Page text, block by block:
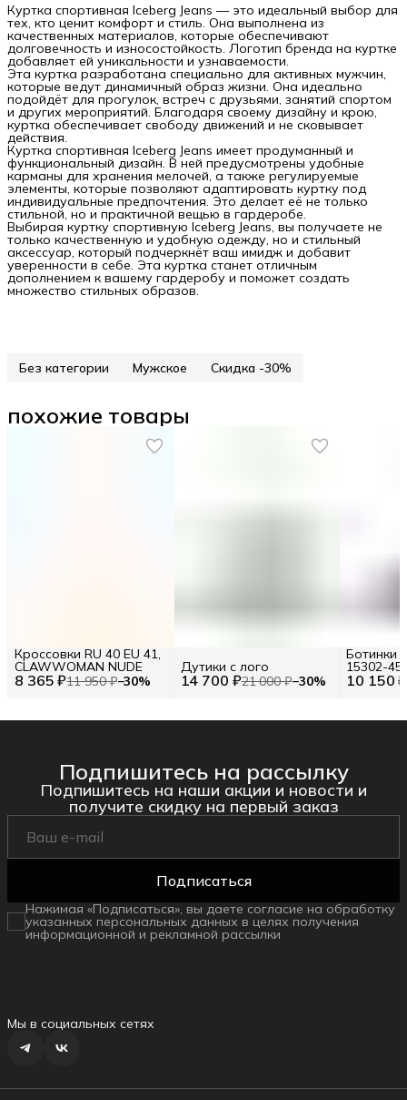
Куртка спортивная Iceberg Jeans — это идеальный выбор для
тех, кто ценит комфорт и стиль. Она выполнена из
качественных материалов, которые обеспечивают
долговечность и износостойкость. Логотип бренда на куртке
добавляет ей уникальности и узнаваемости.
Эта куртка разработана специально для активных мужчин,
которые ведут динамичный образ жизни. Она идеально
подойдёт для прогулок, встреч с друзьями, занятий спортом
и других мероприятий. Благодаря своему дизайну и крою,
куртка обеспечивает свободу движений и не сковывает
действия.
Куртка спортивная Iceberg Jeans имеет продуманный и
функциональный дизайн. В ней предусмотрены удобные
карманы для хранения мелочей, а также регулируемые
элементы, которые позволяют адаптировать куртку под
индивидуальные предпочтения. Это делает её не только
стильной, но и практичной вещью в гардеробе.
Выбирая куртку спортивную Iceberg Jeans, вы получаете не
только качественную и удобную одежду, но и стильный
аксессуар, который подчеркнёт ваш имидж и добавит
уверенности в себе. Эта куртка станет отличным
дополнением к вашему гардеробу и поможет создать
множество стильных образов.
Без категории Мужское Скидка -30%
похожие товары
8 365 ₽11 950 ₽−30%
Кроссовки RU 40 EU 41,
CLAWWOMAN NUDE
14 700 ₽21 000 ₽−30%
Дутики с лого
10 150 ₽
Ботинки
15302-
Подпишитесь на рассылку
Подпишитесь на наши акции и новости и
получите скидку на первый заказ
Подписаться
Нажимая «Подписаться», вы даете согласие на обработку
указанных персональных данных в целях получения
информационной и рекламной рассылки
Мы в социальных сетях